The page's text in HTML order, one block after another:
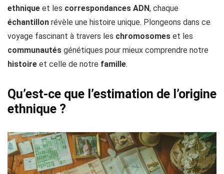
ethnique et les correspondances ADN, chaque
échantillon révèle une histoire unique. Plongeons dans ce
voyage fascinant à travers les chromosomes et les
communautés génétiques pour mieux comprendre notre
histoire et celle de notre famille.
Qu’est-ce que l’estimation de l’origine
ethnique ?